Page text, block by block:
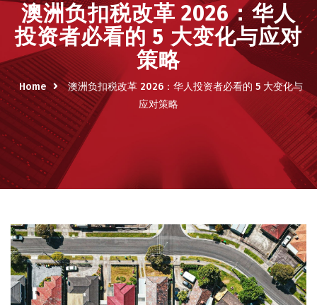
澳洲负扣税改革 2026：华人
投资者必看的 5 大变化与应对
策略
Home
澳洲负扣税改革 2026：华人投资者必看的 5 大变化与
应对策略